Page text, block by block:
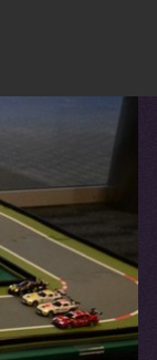
akci tu správnou